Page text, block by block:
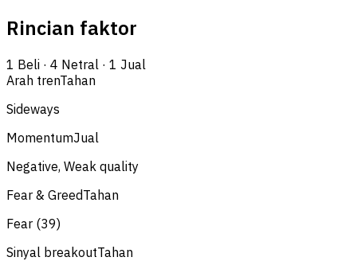
Rincian faktor
1 Beli · 4 Netral · 1 Jual
Arah trenTahan
Sideways
MomentumJual
Negative, Weak quality
Fear & GreedTahan
Fear (39)
Sinyal breakoutTahan